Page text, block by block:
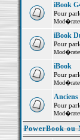
iBook
Pour
iBook
Pour
iBook
Pour
Anciens
Pour
PowerBook ou